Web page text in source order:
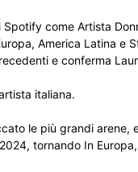
come Artista
America Latina e
e conferma
italiana.
le più grandi arene,
tornando In